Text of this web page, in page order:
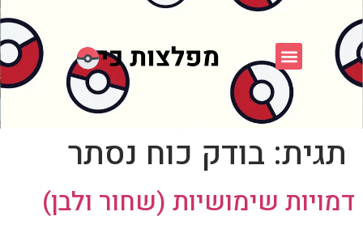
תגית: בודק כוח נסתר
דמויות שימושיות (שחור ולבן)